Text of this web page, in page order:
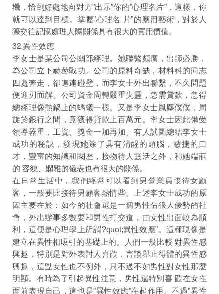
機，恰到好處地向對方”出示”你的”心理名片”，這樣，你
就可以達到目標。掌握”心理名 片”的應用藝術，對於人
際交往記憶處理人際關係具有很大的實用價值。
32.異性效應
李女士是某公司公關部經理。她聯繫頗廣，出師必勝，
為公司立下赫赫戰功。公司的原料奇缺，材料科的同志
四處奔走，卻連連碰壁，而李女士外出聯繫，不久問題
便迎刃而解。公司資金周轉嚴重失靈，急需貸款，急得
總經理像熱鍋上的螞蟻一樣。又是李女士風塵僕僕，周
旋於銀行之間，竟獲得貸款上百萬元。李女士因此備受
領導器重，工資、獎金一加再加。有人試圖總結李女士
成功的秘訣，發現她除了具有清醒的頭腦，敏捷的口
才，豐富的知識和閱歷，接物待人靈活之外，和她端莊
的 容貌、嫻雅的儀表也有很大的關係。
在日常生活中，我們經常可以看到男營業員接待女顧
客，一般要比接待男顧客熱情些。上述李女士成功的原
因主要在於：如今的社會還是一個男性佔很大優勢的社
會，外出辦事多數要和男性打交道，由女性出面較為順
利，這便是心理學上所謂?quot;異性效應”。這種現像是
建立在異性相吸引的基礎上的。人們一般比較 對異性感
興趣，特別是對外表討人喜歡，言談舉止得體的異性感
興趣，這點女性也不例外，只不過不如男性對女性那麼
明顯。有時為了引起異性注意，男性還特別喜 歡在女性
面前表現自己，這也是”異性效應”在起作用。不過”異性